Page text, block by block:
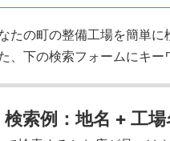
たの町の整備工場を簡単に
、下の検索フォームにキ
検索例：地名 + 工場